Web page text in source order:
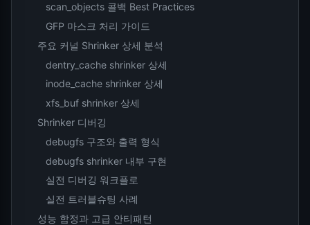
scan_objects 콜백 Best Practices
GFP 마스크 처리 가이드
주요 커널 Shrinker 상세 분석
dentry_cache shrinker 상세
inode_cache shrinker 상세
xfs_buf shrinker 상세
Shrinker 디버깅
debugfs 구조와 출력 형식
debugfs shrinker 내부 구현
실전 디버깅 워크플로
실전 트러블슈팅 사례
성능 함정과 고급 안티패턴